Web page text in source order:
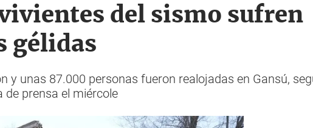
del sismo sufren
gélidas
y unas 87.000 personas fueron realojadas en Gansú,
de prensa el miércole